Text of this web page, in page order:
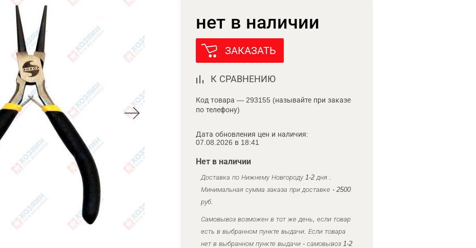
нет в наличии
ЗАКАЗАТЬ
К СРАВНЕНИЮ
Код товара — 293155 (называйте при заказе
по телефону)
Дата обновления цен и наличия:
07.08.2026 в 18:41
Нет в наличии
Доставка по Нижнему Новгороду 1-2 дня .
Минимальная сумма заказа при доставке - 2500
руб.
Самовывоз возможен в тот же день, если товар
есть в выбранном пункте выдачи. Если товара
нет в выбранном пункте выдачи - самовывоз 1-2